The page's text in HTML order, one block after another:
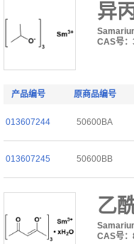
异
CAS号
产品编号 原商品编号
013607244 50600BA
013607245 50600BB
乙
CAS号